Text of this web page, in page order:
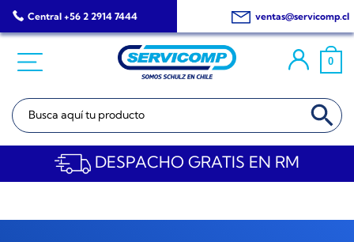
Saltar
al
Central +56 2 2914 7444 ventas@servicomp.cl
0
Buscar: BOTÓN DE
DESPACHO GRATIS EN RM